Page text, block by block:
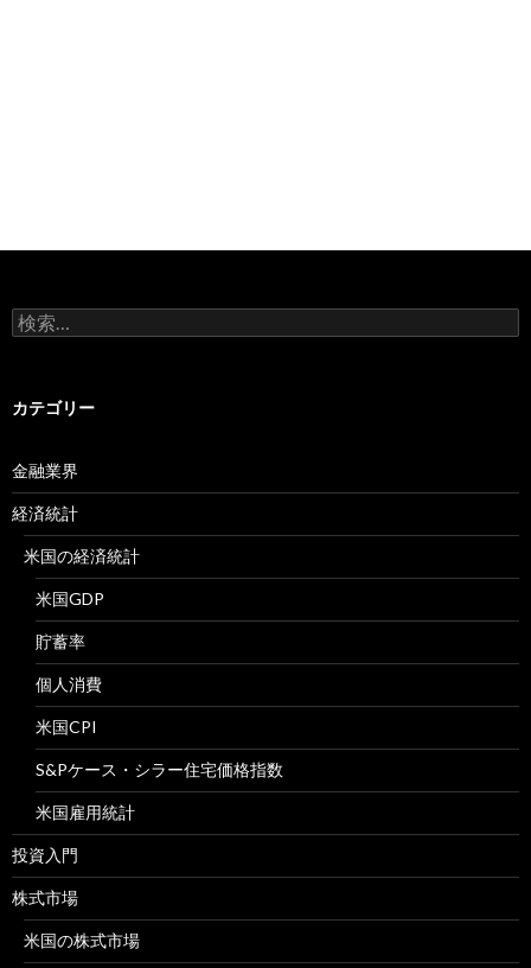
検
索:
カテゴリー
金融業界
経済統計
米国の経済統計
米国GDP
貯蓄率
個人消費
米国CPI
S&Pケース・シラー住宅価格指数
米国雇用統計
投資入門
株式市場
米国の株式市場